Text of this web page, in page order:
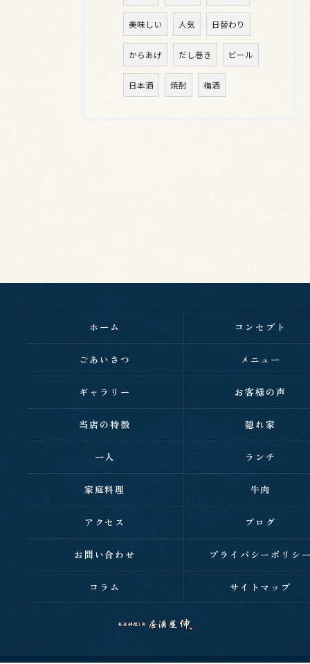
美味しい 人気 日替わり
からあげ だし巻き ビール
日本酒 焼酎 梅酒
ホーム コンセプト
ごあいさつ メニュー
ギャラリー お客様の声
当店の特徴 隠れ家
一人 ランチ
家庭料理 牛肉
アクセス ブログ
お問い合わせ プライバシーポリシ
コラム サイトマップ